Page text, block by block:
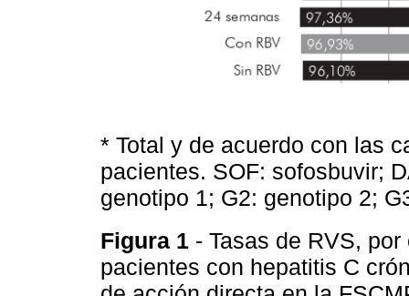
* Total y de acuerdo con las
pacientes. SOF: sofosbuvir;
genotipo 1; G2: genotipo 2;
Figura 1 - Tasas de RVS,
pacientes con hepatitis C